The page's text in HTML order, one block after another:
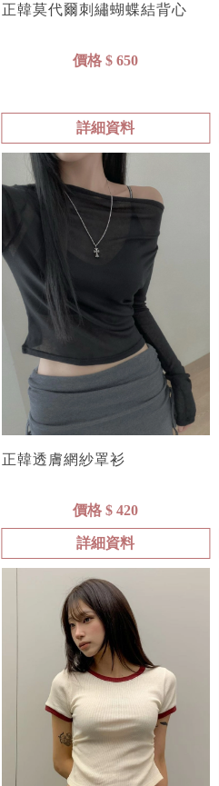
正韓莫代爾刺繡蝴蝶結背心
價格 $ 650
詳細資料
正韓透膚網紗罩衫
價格 $ 420
詳細資料